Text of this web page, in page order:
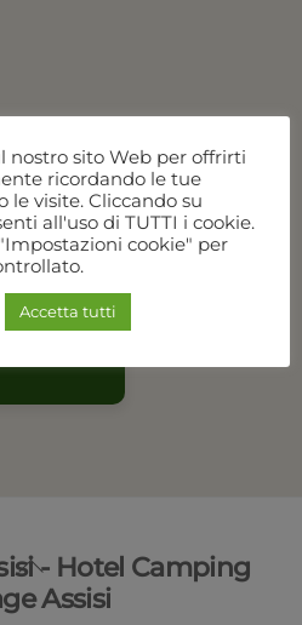
Back
To
- Hotel Camping
Assisi
nostro sito Web per offrirti
ricordando le tue
le visite. Cliccando su
all'uso di TUTTI i cookie.
cookie" per
Accetta tutti